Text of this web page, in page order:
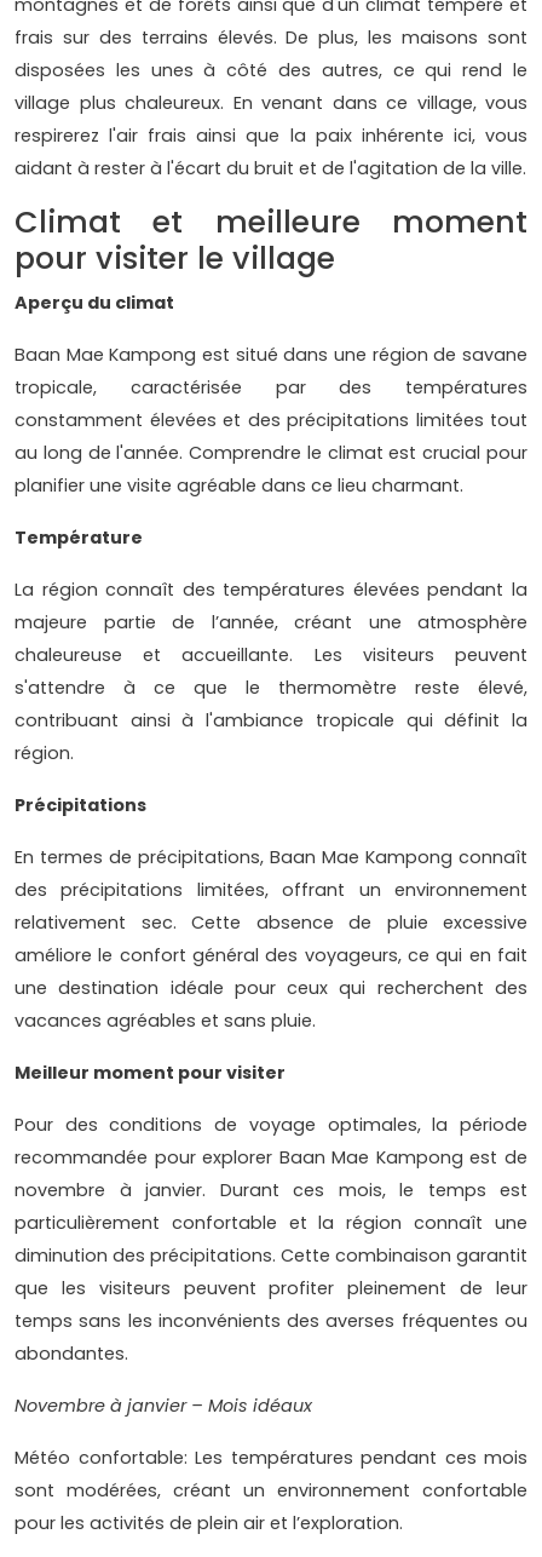
montagnes et de forêts ainsi que d'un climat tempéré et
frais sur des terrains élevés. De plus, les maisons sont
disposées les unes à côté des autres, ce qui rend le
village plus chaleureux. En venant dans ce village, vous
respirerez l'air frais ainsi que la paix inhérente ici, vous
aidant à rester à l'écart du bruit et de l'agitation de la ville.
Climat et meilleure moment
pour visiter le village
Aperçu du climat
Baan Mae Kampong est situé dans une région de savane
tropicale, caractérisée par des températures
constamment élevées et des précipitations limitées tout
au long de l'année. Comprendre le climat est crucial pour
planifier une visite agréable dans ce lieu charmant.
Température
La région connaît des températures élevées pendant la
majeure partie de l’année, créant une atmosphère
chaleureuse et accueillante. Les visiteurs peuvent
s'attendre à ce que le thermomètre reste élevé,
contribuant ainsi à l'ambiance tropicale qui définit la
région.
Précipitations
En termes de précipitations, Baan Mae Kampong connaît
des précipitations limitées, offrant un environnement
relativement sec. Cette absence de pluie excessive
améliore le confort général des voyageurs, ce qui en fait
une destination idéale pour ceux qui recherchent des
vacances agréables et sans pluie.
Meilleur moment pour visiter
Pour des conditions de voyage optimales, la période
recommandée pour explorer Baan Mae Kampong est de
novembre à janvier. Durant ces mois, le temps est
particulièrement confortable et la région connaît une
diminution des précipitations. Cette combinaison garantit
que les visiteurs peuvent profiter pleinement de leur
temps sans les inconvénients des averses fréquentes ou
abondantes.
Novembre à janvier – Mois idéaux
Météo confortable: Les températures pendant ces mois
sont modérées, créant un environnement confortable
pour les activités de plein air et l’exploration.